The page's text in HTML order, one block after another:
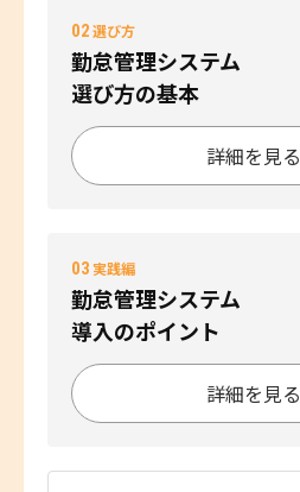
02選び方
勤怠管理システム
選び方の基本
詳細を見る
03実践編
勤怠管理システム
導入のポイント
詳細を見る